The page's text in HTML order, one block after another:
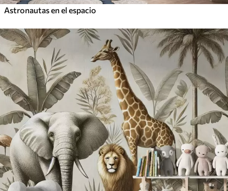
Astronautas en el espacio